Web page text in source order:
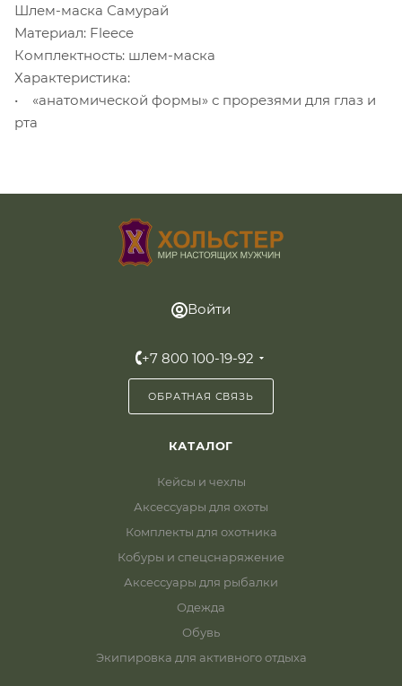
Шлем-маска Самурай
Материал: Fleece
Комплектность: шлем-маска
Характеристика:
• «анатомической формы» с прорезями для глаз и
рта
Войти
+7 800 100-19-92
ОБРАТНАЯ СВЯЗЬ
КАТАЛОГ
Кейсы и чехлы
Аксессуары для охоты
Комплекты для охотника
Кобуры и спецснаряжение
Аксессуары для рыбалки
Одежда
Обувь
Экипировка для активного отдыха